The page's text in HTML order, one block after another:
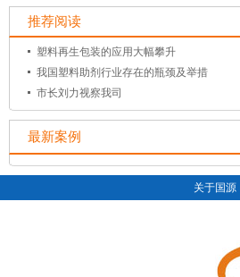
推荐阅读
塑料再生包装的应用大幅攀升
我国塑料助剂行业存在的瓶颈及举措
市长刘力视察我司
最新案例
关于国源